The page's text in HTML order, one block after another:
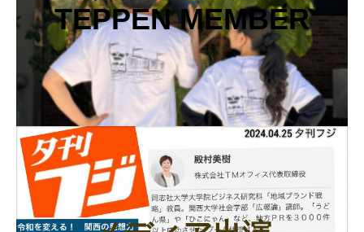
TEPPEN MEMBER